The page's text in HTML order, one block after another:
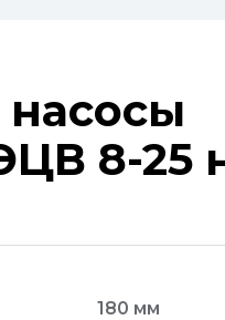
8-25
180 мм